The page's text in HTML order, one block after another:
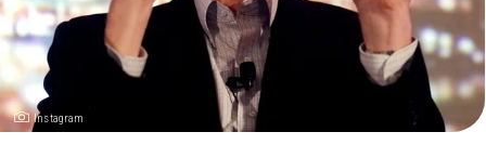
Instagram